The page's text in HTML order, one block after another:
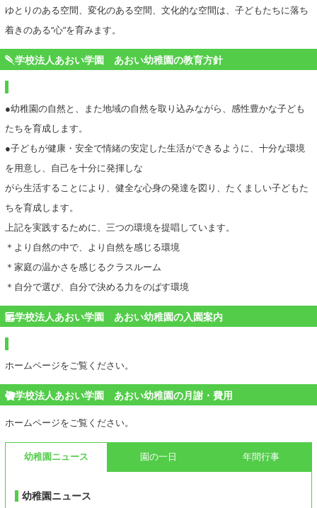
ゆとりのある空間、変化のある空間、文化的な空間は、子どもたちに落ち
着きのある“心”を育みます。
学校法人あおい学園 あおい幼稚園の教育方針
●幼稚園の自然と、また地域の自然を取り込みながら、感性豊かな子ども
たちを育成します。
●子どもが健康・安全で情緒の安定した生活ができるように、十分な環境
を用意し、自己を十分に発揮しな
がら生活することにより、健全な心身の発達を図り、たくましい子どもた
ちを育成します。
上記を実践するために、三つの環境を提唱しています。
＊より自然の中で、より自然を感じる環境
＊家庭の温かさを感じるクラスルーム
＊自分で選び、自分で決める力をのばす環境
学校法人あおい学園 あおい幼稚園の入園案内
ホームページをご覧ください。
学校法人あおい学園 あおい幼稚園の月謝・費用
ホームページをご覧ください。
幼稚園ニュース 園の一日 年間行事
幼稚園ニュース